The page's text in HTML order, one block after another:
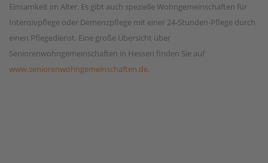
Einsamkeit im Alter. Es gibt auch spezielle Wohngemeinschaften für
Intensivpflege oder Demenzpflege mit einer 24-Stunden-Pflege durch
einen Pflegedienst. Eine große Übersicht über
Seniorenwohngemeinschaften in Hessen finden Sie auf
www.seniorenwohngemeinschaften.de.